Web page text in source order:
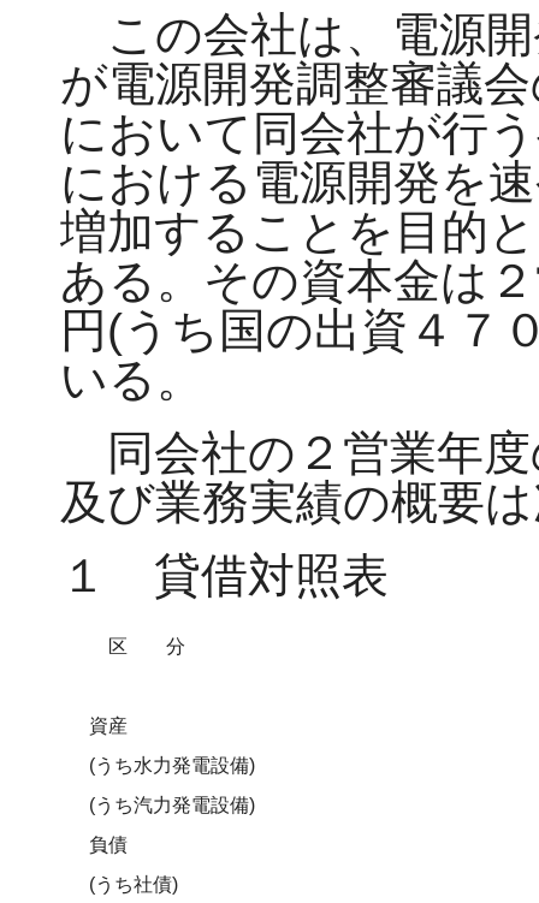
この会社は、電源開
が電源開発調整審議
において同会社が行
における電源開発を
増加することを目的
ある。その資本金は
円(うち国の出資４７
いる。
同会社の２営業年度
及び業務実績の概要
１ 貸借対照表
区分
資産
(うち水力発電設備)
(うち汽力発電設備)
負債
(うち社債)